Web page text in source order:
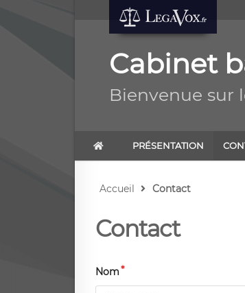
Cabinet
Bienvenue sur
PRÉSENTATION
Accueil Contact
Contact
Nom